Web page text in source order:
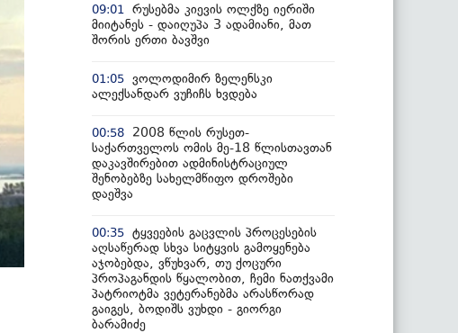
09:01
რუსებმა კიევის ოლქზე იერიში
მიიტანეს - დაიღუპა 3 ადამიანი, მათ
შორის ერთი ბავშვი
01:05 ვოლოდიმირ ზელენსკი
ალექსანდარ ვუჩიჩს ხვდება
00:58
2008 წლის რუსეთ-
საქართველოს ომის მე-18 წლისთავთან
დაკავშირებით ადმინისტრაციულ
შენობებზე სახელმწიფო დროშები
დაეშვა
00:35 ტყვეების გაცვლის პროცესების
აღსაწერად სხვა სიტყვის გამოყენება
აჯობებდა, ვწუხვარ, თუ ქოცური
პროპაგანდის წყალობით, ჩემი ნათქვამი
პატრიოტმა ვეტერანებმა არასწორად
გაიგეს, ბოდიშს ვუხდი - გიორგი
ბარამიძე